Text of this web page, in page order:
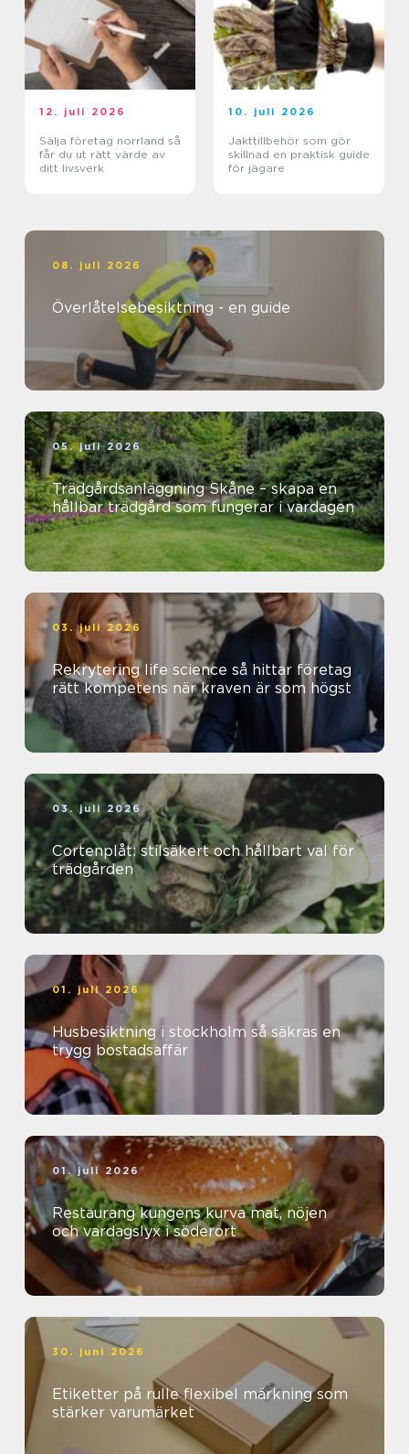
12. juli 2026
Sälja företag norrland så
får du ut rätt värde av
ditt livsverk
10. juli 2026
Jakttillbehör som gör
skillnad en praktisk guide
för jägare
08. juli 2026
Överlåtelsebesiktning - en guide
05. juli 2026
Trädgårdsanläggning Skåne – skapa en
hållbar trädgård som fungerar i vardagen
03. juli 2026
Rekrytering life science så hittar företag
rätt kompetens när kraven är som högst
03. juli 2026
Cortenplåt: stilsäkert och hållbart val för
trädgården
01. juli 2026
Husbesiktning i stockholm så säkras en
trygg bostadsaffär
01. juli 2026
Restaurang kungens kurva mat, nöjen
och vardagslyx i söderort
30. juni 2026
Etiketter på rulle flexibel märkning som
stärker varumärket